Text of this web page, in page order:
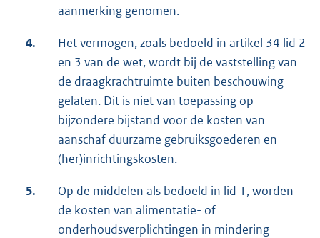
aanmerking genomen.
4.
Het vermogen, zoals bedoeld in artikel 34 lid 2
en 3 van de wet, wordt bij de vaststelling van
de draagkrachtruimte buiten beschouwing
gelaten. Dit is niet van toepassing op
bijzondere bijstand voor de kosten van
aanschaf duurzame gebruiksgoederen en
(her)inrichtingskosten.
5.
Op de middelen als bedoeld in lid 1, worden
de kosten van alimentatie- of
onderhoudsverplichtingen in mindering